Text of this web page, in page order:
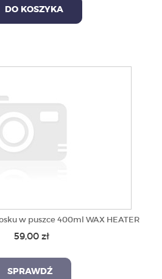
DO KOSZYKA
w puszce 400ml WAX HEATER
59,00 zł
SPRAWDŹ